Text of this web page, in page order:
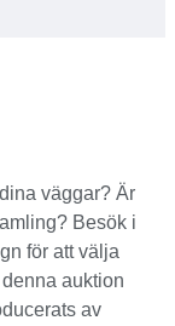
väggar? Är
Besök i
för att välja
auktion
av